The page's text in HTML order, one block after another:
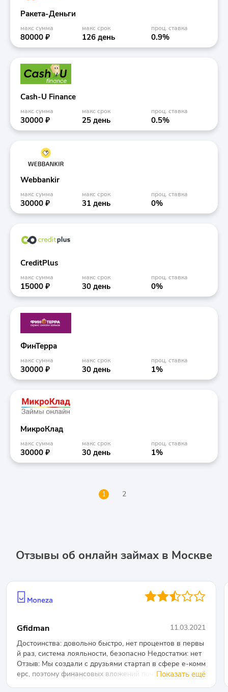
Ракета-Деньги
макс сумма
80000 ₽
макс срок
126 день
проц. ставка
0.9%
Cash-U Finance
макс сумма
30000 ₽
макс срок
25 день
проц. ставка
0.5%
Webbankir
макс сумма
30000 ₽
макс срок
31 день
проц. ставка
0%
CreditPlus
макс сумма
15000 ₽
макс срок
30 день
проц. ставка
0%
ФинТерра
макс сумма
30000 ₽
макс срок
30 день
проц. ставка
1%
МикроКлад
макс сумма
30000 ₽
макс срок
30 день
проц. ставка
1%
1 2
Отзывы об онлайн займах в Москве
●●◐○○
Gfidman
11.03.2021
Достоинства: довольно быстро, нет процентов в первы
й раз, система лояльности, безопасно Недостатки: нет
Отзыв: Мы создали с друзьями стартап в сфере е-комм
ерс, поэтому финансовых вложений почти не делали, м
Показать ещё